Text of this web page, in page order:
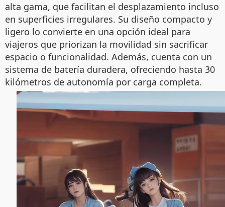
alta gama, que facilitan el desplazamiento incluso
en superficies irregulares. Su diseño compacto y
ligero lo convierte en una opción ideal para
viajeros que priorizan la movilidad sin sacrificar
espacio o funcionalidad. Además, cuenta con un
sistema de batería duradera, ofreciendo hasta 30
kilómetros de autonomía por carga completa.